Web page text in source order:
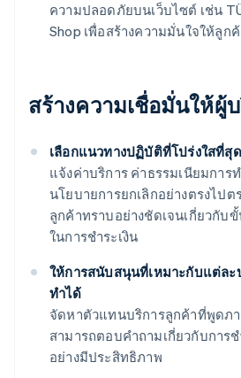
ความปลอดภัยบนเว็บไซต์ เช่น
Shop เพื่อสร้างความมั่นใจให้ลูก
สร้างความเชื่อมั่นให้ผู้
เลือกแนวทางปฏิบัติที่โปร่งใสที่สุ
แจ้งค่าบริการ ค่าธรรมเนียมการ
นโยบายการยกเลิกอย่างตรงไปต
ลูกค้าทราบอย่างชัดเจนเกี่ยวกับ
ในการชำระเงิน
ให้การสนับสนุนที่เหมาะกับแต่ล
ทำได้
จัดหาตัวแทนบริการลูกค้าที่พูดภ
สามารถตอบคำถามเกี่ยวกับการ
อย่างมีประสิทธิภาพ